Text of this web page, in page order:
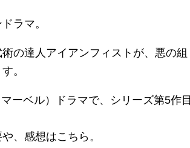
ラマ。
の達人アイアンフィストが、悪の組
。
ーベル）ドラマで、シリーズ第5作目
、感想はこちら。